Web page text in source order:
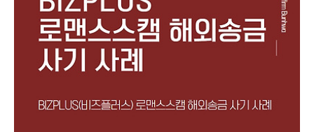
송금 투자를 권유하면서 네이버 밴드방, 카카오톡 단체채팅방,
텔레그램 등을 통해 고수익을 얻을 수 있다며 피해자들에게 접
근한 뒤 피해자들을 속여 투자자들로부터 투자를 유도하는 내
용의 리딩방 투자사기 사례를 설명드리려고 합니다. 제347조